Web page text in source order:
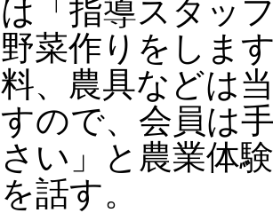
は「指導スタッ
野菜作りをしま
料、農具などは
すので、会員は
さい」と農業体
を話す。